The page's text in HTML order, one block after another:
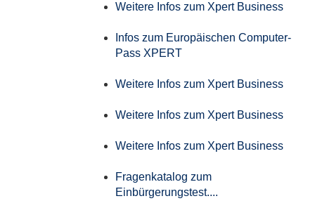
Weitere Infos zum Xpert Business
Infos zum Europäischen Computer-
Pass XPERT
Weitere Infos zum Xpert Business
Weitere Infos zum Xpert Business
Weitere Infos zum Xpert Business
Fragenkatalog zum
Einbürgerungstest....